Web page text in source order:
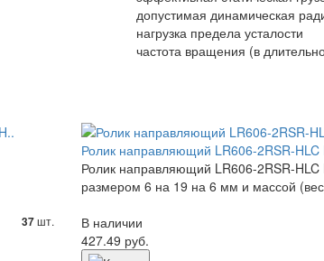
допустимая динамическая
нагрузка предела усталости
частота вращения (в
37шт.
Ролик направляющий LR606-2RSR-HLC
Ролик направляющий LR606-2RSR-HLC
размером 6 на 19 на 6 мм и массой
В наличии
427.49 руб.